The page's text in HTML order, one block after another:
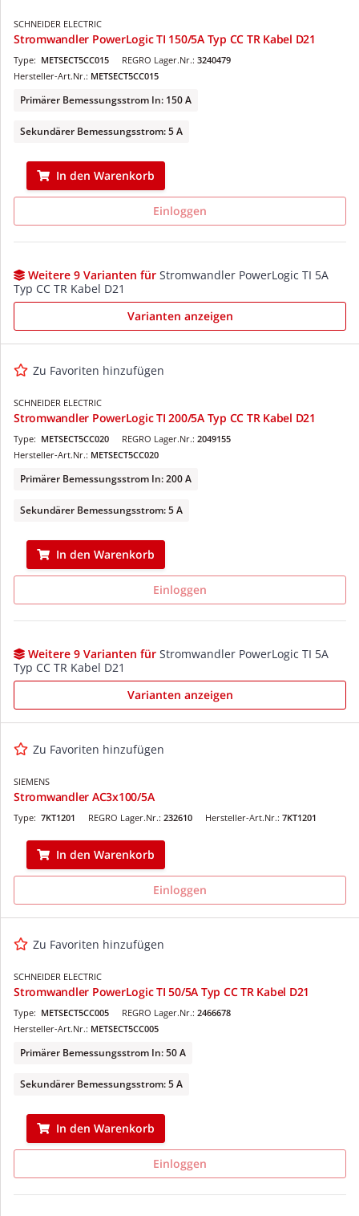
SCHNEIDER ELECTRIC
Stromwandler PowerLogic TI 150/5A Typ CC TR Kabel D21
REGRO Lager.Nr.: 3240479
Type: METSECT5CC015
Hersteller-Art.Nr.: METSECT5CC015
Primärer Bemessungsstrom In: 150 A
Sekundärer Bemessungsstrom: 5 A
In den Warenkorb
Einloggen
Weitere 9 Varianten für Stromwandler PowerLogic TI 5A
Typ CC TR Kabel D21
Varianten anzeigen
Zu Favoriten hinzufügen
SCHNEIDER ELECTRIC
Stromwandler PowerLogic TI 200/5A Typ CC TR Kabel D21
REGRO Lager.Nr.: 2049155
Type: METSECT5CC020
Hersteller-Art.Nr.: METSECT5CC020
Primärer Bemessungsstrom In: 200 A
Sekundärer Bemessungsstrom: 5 A
In den Warenkorb
Einloggen
Weitere 9 Varianten für Stromwandler PowerLogic TI 5A
Typ CC TR Kabel D21
Varianten anzeigen
Zu Favoriten hinzufügen
SIEMENS
Stromwandler AC3x100/5A
REGRO Lager.Nr.: 232610
Type: 7KT1201 Hersteller-Art.Nr.: 7KT1201
In den Warenkorb
Einloggen
Zu Favoriten hinzufügen
SCHNEIDER ELECTRIC
Stromwandler PowerLogic TI 50/5A Typ CC TR Kabel D21
REGRO Lager.Nr.: 2466678
Type: METSECT5CC005
Hersteller-Art.Nr.: METSECT5CC005
Primärer Bemessungsstrom In: 50 A
Sekundärer Bemessungsstrom: 5 A
In den Warenkorb
Einloggen